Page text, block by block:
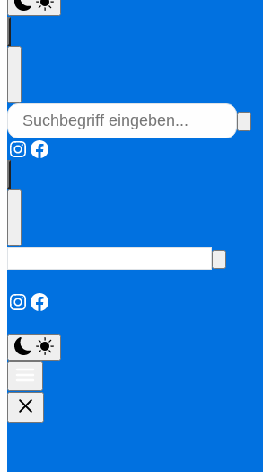
Instagram
Facebook
Instagram
Facebook